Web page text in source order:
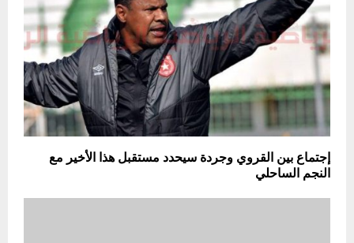
إجتماع بين القروي وجردة سيحدد مستقبل هذا الأخير مع
النجم الساحلي